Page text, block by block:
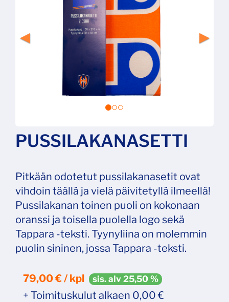
PUSSILAKANASETTI
Pitkään odotetut pussilakanasetit ovat
vihdoin täällä ja vielä päivitetyllä ilmeellä!
Pussilakanan toinen puoli on kokonaan
oranssi ja toisella puolella logo sekä
Tappara -teksti. Tyynyliina on molemmin
puolin sininen, jossa Tappara -teksti.
79,00 € / kpl sis. alv 25,50 %
+ Toimituskulut alkaen 0,00 €